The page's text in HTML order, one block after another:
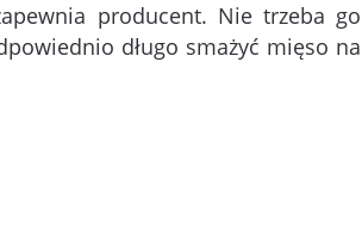
producent. Nie trzeba go
długo smażyć mięso na